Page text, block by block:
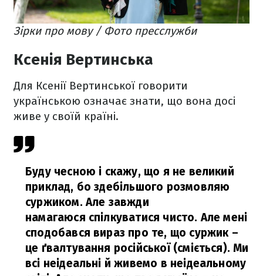
Зірки про мову / Фото пресслужби
Ксенія Вертинська
Для Ксенії Вертинської говорити
українською означає знати, що вона досі
живе у своїй країні.
Буду чесною і скажу, що я не великий
приклад, бо здебільшого розмовляю
суржиком. Але завжди
намагаюся спілкуватися чисто. Але мені
сподобався вираз про те, що суржик –
це ґвалтування російської (сміється). Ми
всі неідеальні й живемо в неідеальному